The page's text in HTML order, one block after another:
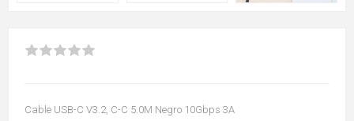
Cable USB-C V3.2, C-C 5.0M Negro 10Gbps 3A